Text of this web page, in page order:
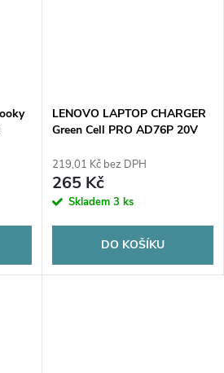
LENOVO LAPTOP CHARGER
Green Cell PRO AD76P 20V
219,01 Kč bez DPH
265 Kč
Skladem 3 ks
DO KOŠÍKU